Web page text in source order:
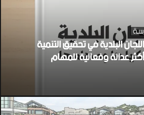
البلدية في تحقيق التنمية
عدالة وفعالية للمهام